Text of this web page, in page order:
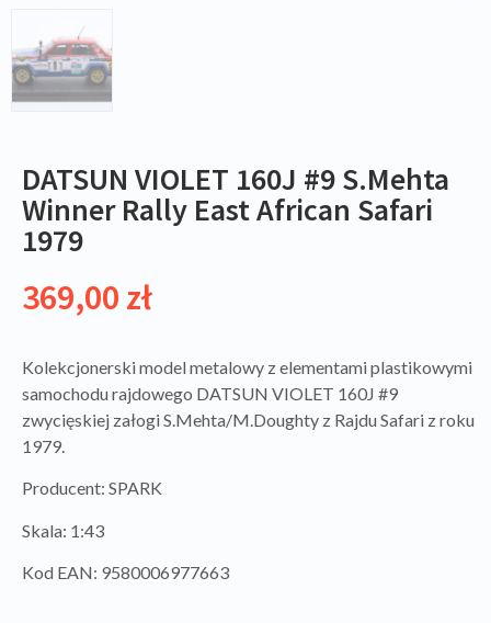
DATSUN VIOLET 160J #9 S.Mehta
Winner Rally East African Safari
1979
369,00 zł
Kolekcjonerski model metalowy z elementami plastikowymi
samochodu rajdowego DATSUN VIOLET 160J #9
zwycięskiej załogi S.Mehta/M.Doughty z Rajdu Safari z roku
1979.
Producent: SPARK
Skala: 1:43
Kod EAN: 9580006977663